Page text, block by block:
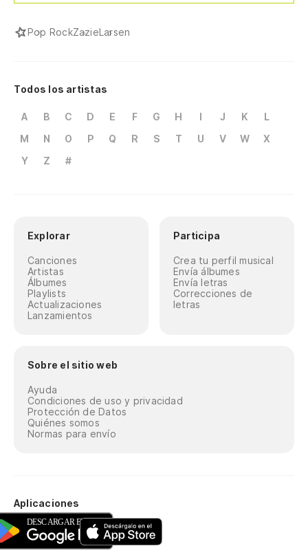
Pop RockZazieLarsen
Todos los artistas
A B C D E F G H I J K
L
M
N O P Q R S T U V W
X
Y
Z #
Explorar
Canciones
Artistas
Álbumes
Playlists
Actualizaciones
Lanzamientos
Participa
Crea tu perfil musical
Envía álbumes
Envía letras
Correcciones de
letras
Sobre el sitio web
Ayuda
Condiciones de uso y privacidad
Protección de Datos
Quiénes somos
Normas para envío
Aplicaciones